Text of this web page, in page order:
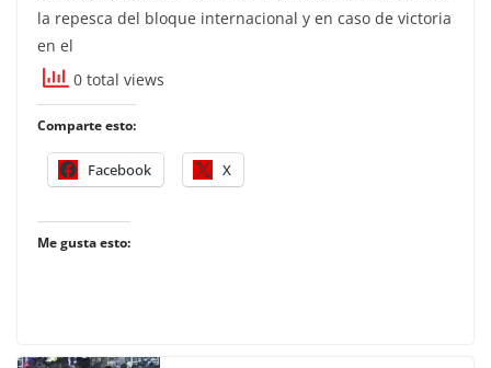
la repesca del bloque internacional y en caso de victoria
en el
0 total views
Comparte esto:
Facebook X
Me gusta esto: